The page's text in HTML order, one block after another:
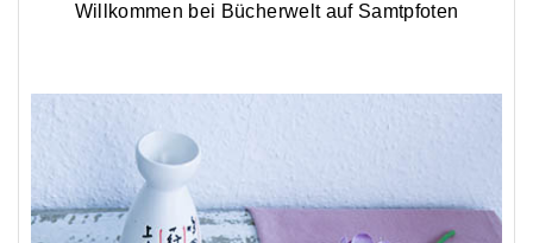
Willkommen bei Bücherwelt auf Samtpfoten